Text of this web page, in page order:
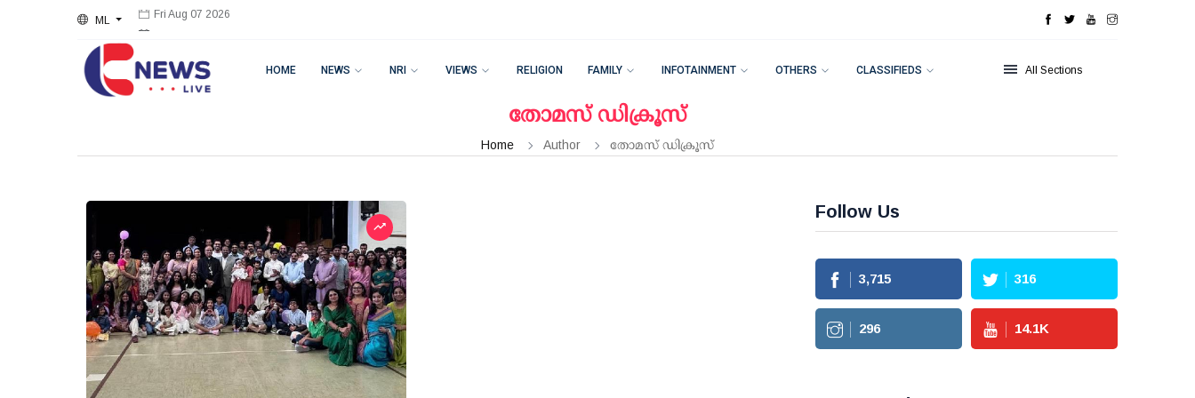
ML Fri Aug 07 2026
HOME NEWS NRI VIEWS RELIGION FAMILY INFOTAINMENT OTHERS CLASSIFIEDS All Sections
തോമസ് ഡിക്രൂസ്
Home Author തോമസ് ഡിക്രൂസ്
Follow Us
3,715 316
296 14.1K